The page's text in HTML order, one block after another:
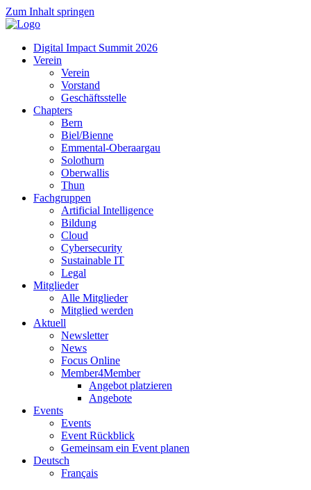
Zum Inhalt springen
Digital Impact Summit 2026
Verein
Verein
Vorstand
Geschäftsstelle
Chapters
Bern
Biel/Bienne
Emmental-Oberaargau
Solothurn
Oberwallis
Thun
Fachgruppen
Artificial Intelligence
Bildung
Cloud
Cybersecurity
Sustainable IT
Legal
Mitglieder
Alle Mitglieder
Mitglied werden
Aktuell
Newsletter
News
Focus Online
Member4Member
Angebot platzieren
Angebote
Events
Events
Event Rückblick
Gemeinsam ein Event planen
Deutsch
Français